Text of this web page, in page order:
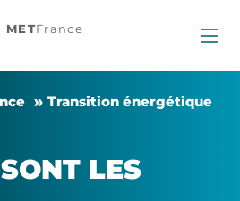
METFrance
Tran­si­tion éner­gé­tique
LES